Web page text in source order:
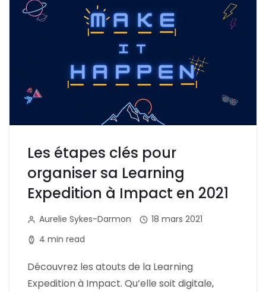
Les étapes clés pour
organiser sa Learning
Expedition à Impact en 2021
Aurelie Sykes-Darmon
18 mars 2021
4 min read
Découvrez les atouts de la Learning
Expedition à Impact. Qu’elle soit digitale,